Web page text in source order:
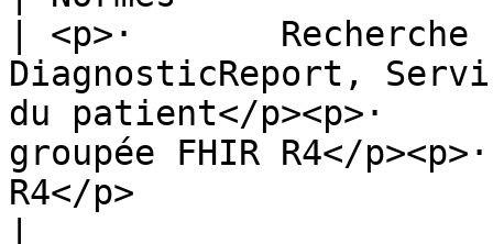
| <p>·       Recherche
DiagnosticReport,
du patient</p><p>·
groupée FHIR R4</
R4</p>